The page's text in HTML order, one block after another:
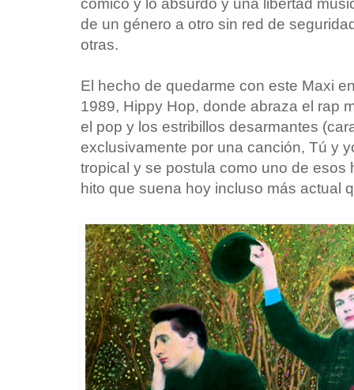
de un género a otro sin red de
otras.
El hecho de quedarme con este Maxi
1989, Hippy Hop, donde abraza el rap
el pop y los estribillos desarmantes
exclusivamente por una canción, Tú y
tropical y se postula como uno de
hito que suena hoy incluso más actual